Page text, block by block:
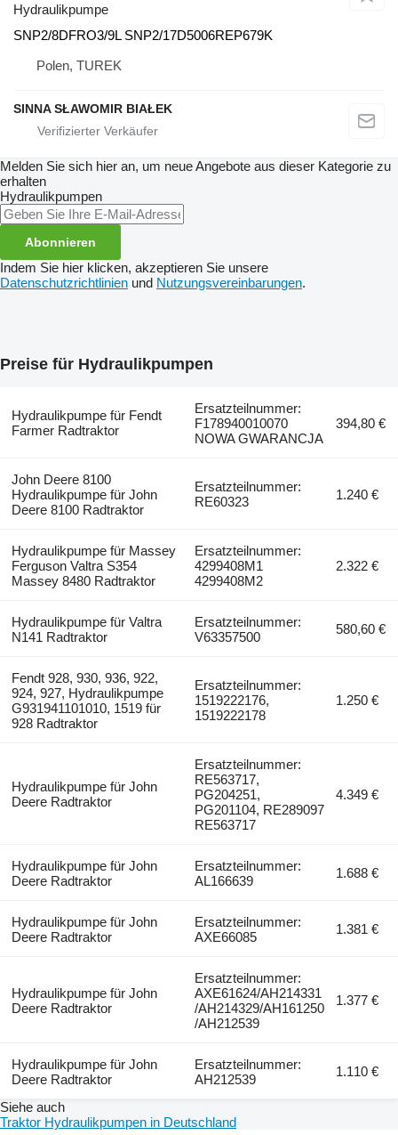
Hydraulikpumpe
SNP2/8DFRO3/9L SNP2/17D5006REP679K
Polen, TUREK
SINNA SŁAWOMIR BIAŁEK
Melden Sie sich hier an, um neue Angebote aus dieser Kategorie zu
erhalten
Hydraulikpumpen
Abonnieren
Indem Sie hier klicken, akzeptieren Sie unsere
Datenschutzrichtlinien und Nutzungsvereinbarungen.
Preise für Hydraulikpumpen
Hydraulikpumpe für Fendt
Farmer Radtraktor
Ersatzteilnummer:
F178940010070
NOWA GWARANCJA
394,80 €
John Deere 8100
Hydraulikpumpe für John
Deere 8100 Radtraktor
Ersatzteilnummer:
RE60323
1.240 €
Hydraulikpumpe für Massey
Ferguson Valtra S354
Massey 8480 Radtraktor
Ersatzteilnummer:
4299408M1
4299408M2
2.322 €
Hydraulikpumpe für Valtra
N141 Radtraktor
Ersatzteilnummer:
V63357500
580,60 €
Fendt 928, 930, 936, 922,
924, 927, Hydraulikpumpe
G931941101010, 1519 für
928 Radtraktor
Ersatzteilnummer:
1519222176,
1519222178
1.250 €
Hydraulikpumpe für John
Deere Radtraktor
Ersatzteilnummer:
RE563717,
PG204251,
PG201104, RE289097
RE563717
4.349 €
Hydraulikpumpe für John
Deere Radtraktor
Ersatzteilnummer:
AL166639
1.688 €
Hydraulikpumpe für John
Deere Radtraktor
Ersatzteilnummer:
AXE66085
1.381 €
Hydraulikpumpe für John
Deere Radtraktor
Ersatzteilnummer:
AXE61624/AH214331
/AH214329/AH161250
/AH212539
1.377 €
Hydraulikpumpe für John
Deere Radtraktor
Ersatzteilnummer:
AH212539
1.110 €
Siehe auch
Traktor Hydraulikpumpen in Deutschland